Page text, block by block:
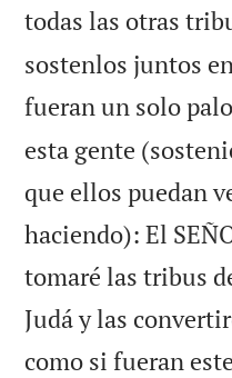
todas las otras
sostenlos juntos
fueran un solo
esta gente
que ellos puedan
haciendo): El
tomaré las tribus
Judá y las
como si fueran